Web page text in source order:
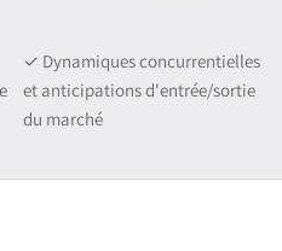
✓ Dynamiques concurrentielles
et anticipations d'entrée/sortie
du marché